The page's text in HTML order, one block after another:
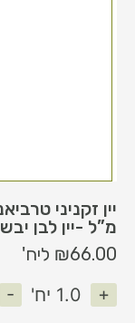
מ”ל -יין לבן יבש
₪66.00
ליח'
-
1.0 יח' +